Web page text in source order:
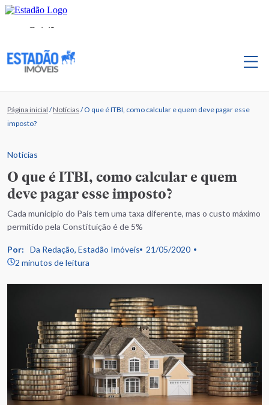
Página inicial /Notícias /O que é ITBI, como calcular e quem deve pagar esse
imposto?
Notícias
O que é ITBI, como calcular e quem
deve pagar esse imposto?
Cada município do País tem uma taxa diferente, mas o custo máximo
permitido pela Constituição é de 5%
Por: Da Redação, Estadão Imóveis
21/05/2020
2 minutos de leitura